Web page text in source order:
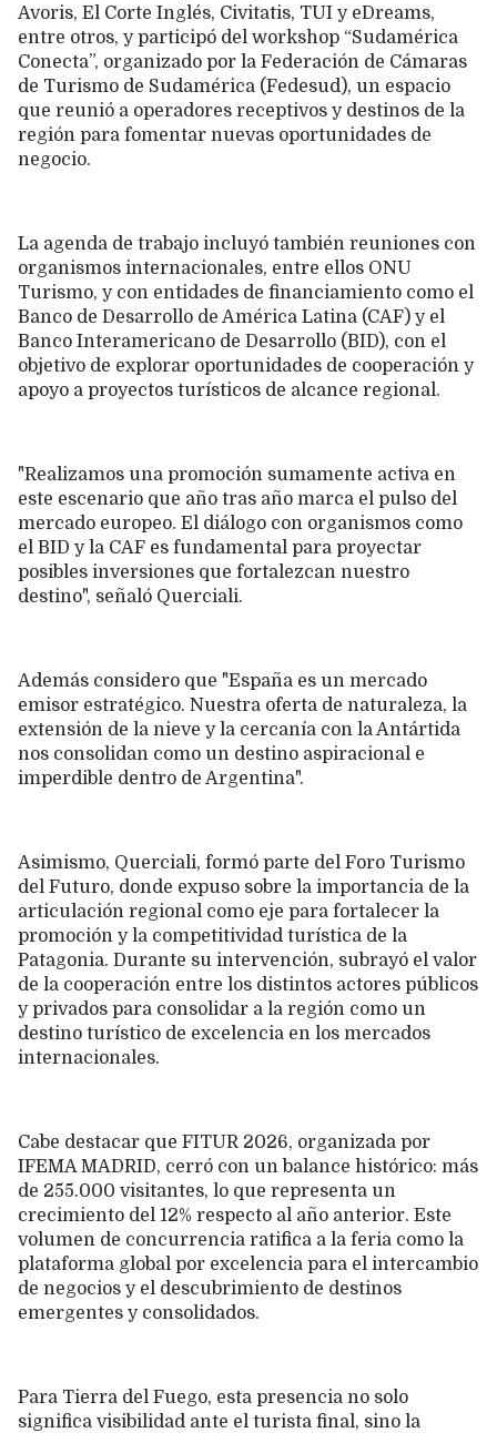
Avoris, El Corte Inglés, Civitatis, TUI y eDreams,
entre otros, y participó del workshop “Sudamérica
Conecta”, organizado por la Federación de Cámaras
de Turismo de Sudamérica (Fedesud), un espacio
que reunió a operadores receptivos y destinos de la
región para fomentar nuevas oportunidades de
negocio.
La agenda de trabajo incluyó también reuniones con
organismos internacionales, entre ellos ONU
Turismo, y con entidades de financiamiento como el
Banco de Desarrollo de América Latina (CAF) y el
Banco Interamericano de Desarrollo (BID), con el
objetivo de explorar oportunidades de cooperación y
apoyo a proyectos turísticos de alcance regional.
"Realizamos una promoción sumamente activa en
este escenario que año tras año marca el pulso del
mercado europeo. El diálogo con organismos como
el BID y la CAF es fundamental para proyectar
posibles inversiones que fortalezcan nuestro
destino", señaló Querciali.
Además considero que "España es un mercado
emisor estratégico. Nuestra oferta de naturaleza, la
extensión de la nieve y la cercanía con la Antártida
nos consolidan como un destino aspiracional e
imperdible dentro de Argentina".
Asimismo, Querciali, formó parte del Foro Turismo
del Futuro, donde expuso sobre la importancia de la
articulación regional como eje para fortalecer la
promoción y la competitividad turística de la
Patagonia. Durante su intervención, subrayó el valor
de la cooperación entre los distintos actores públicos
y privados para consolidar a la región como un
destino turístico de excelencia en los mercados
internacionales.
Cabe destacar que FITUR 2026, organizada por
IFEMA MADRID, cerró con un balance histórico: más
de 255.000 visitantes, lo que representa un
crecimiento del 12% respecto al año anterior. Este
volumen de concurrencia ratifica a la feria como la
plataforma global por excelencia para el intercambio
de negocios y el descubrimiento de destinos
emergentes y consolidados.
Para Tierra del Fuego, esta presencia no solo
significa visibilidad ante el turista final, sino la